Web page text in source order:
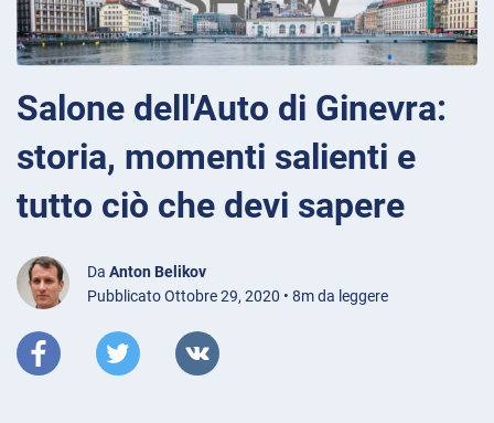
Salone dell'Auto di Ginevra:
storia, momenti salienti e
tutto ciò che devi sapere
Da Anton Belikov
Pubblicato Ottobre 29, 2020 • 8m da leggere